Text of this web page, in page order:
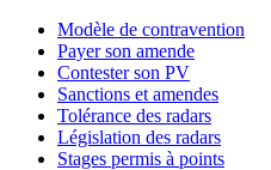
Modèle de contravention
Payer son amende
Contester son PV
Sanctions et amendes
Tolérance des radars
Législation des radars
Stages permis à points